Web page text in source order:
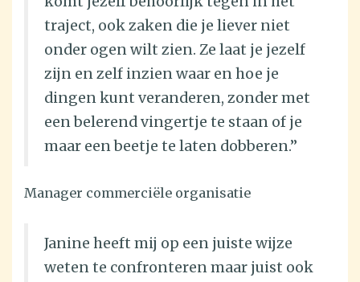
traject, ook zaken die je liever niet
onder ogen wilt zien. Ze laat je jezelf
zijn en zelf inzien waar en hoe je
dingen kunt veranderen, zonder met
een belerend vingertje te staan of je
maar een beetje te laten dobberen.”
Manager commerciële organisatie
Janine heeft mij op een juiste wijze
weten te confronteren maar juist ook